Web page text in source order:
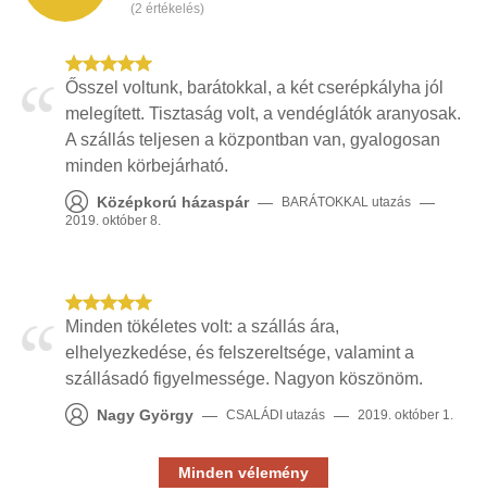
(2 értékelés)
Ősszel voltunk, barátokkal, a két cserépkályha jól
melegített. Tisztaság volt, a vendéglátók aranyosak.
A szállás teljesen a központban van, gyalogosan
minden körbejárható.
Középkorú házaspár — BARÁTOKKAL utazás —
2019. október 8.
Minden tökéletes volt: a szállás ára,
elhelyezkedése, és felszereltsége, valamint a
szállásadó figyelmessége. Nagyon köszönöm.
Nagy György — CSALÁDI utazás — 2019. október 1.
Minden vélemény